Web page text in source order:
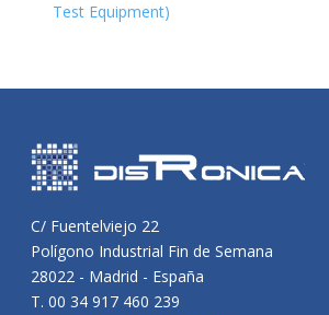
Test Equipment)
C/ Fuentelviejo 22
Polígono Industrial Fin de Semana
28022 - Madrid - España
T. 00 34 917 460 239